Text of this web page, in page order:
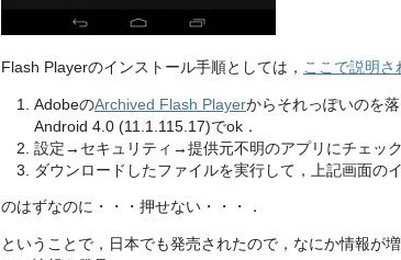
Flash Playerのインストール手順としては， ここで説明さ
AdobeのArchived Flash Playerからそれっぽいのを
Android 4.0 (11.1.115.17)でok．
設定→セキュリティ→提供元不明のアプリにチェック
ダウンロードしたファイルを実行して，上記画面の
のはずなのに・・・押せない・・・．
ということで，日本でも発売されたので，なにか情報が